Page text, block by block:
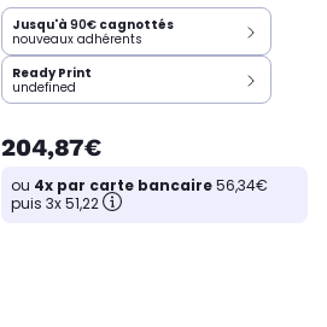
Jusqu'à 90€ cagnottés
nouveaux adhérents
Ready Print
undefined
204,87€
ou 4x par carte bancaire56,34€
puis 3x 51,22